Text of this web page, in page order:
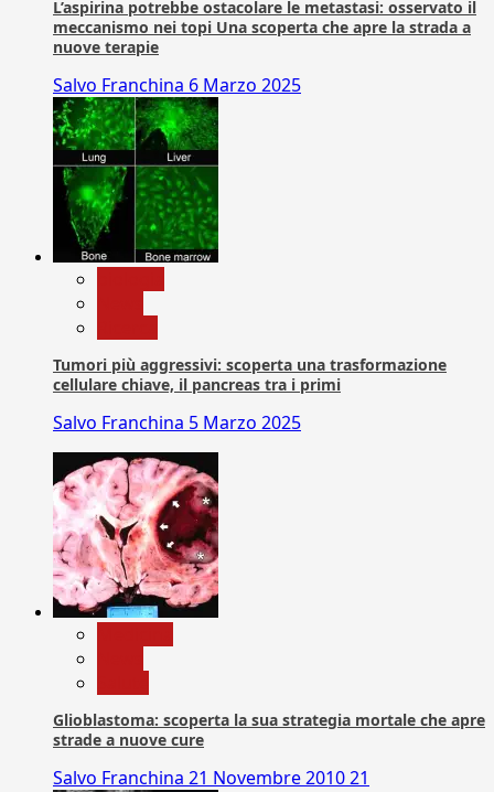
L’aspirina potrebbe ostacolare le metastasi: osservato il
meccanismo nei topi Una scoperta che apre la strada a
nuove terapie
Salvo Franchina 6 Marzo 2025
Tumori più aggressivi: scoperta una trasformazione
cellulare chiave, il pancreas tra i primi
Salvo Franchina 5 Marzo 2025
Glioblastoma: scoperta la sua strategia mortale che apre
strade a nuove cure
Salvo Franchina 21 Novembre 201021